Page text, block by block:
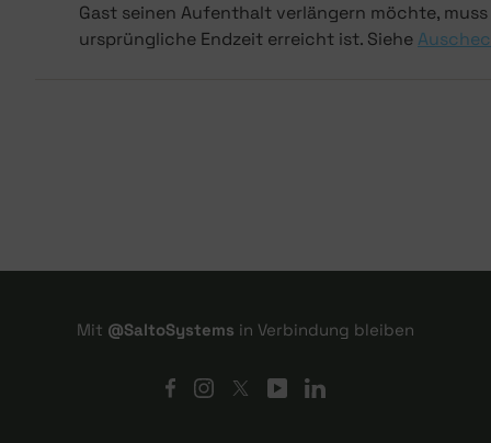
Gast seinen Aufenthalt verlängern möchte,
ursprüngliche Endzeit erreicht ist. Siehe
Mit @SaltoSystems in Verbindung bleiben